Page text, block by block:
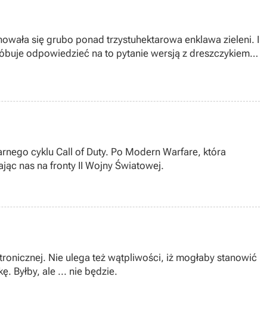
się grubo ponad trzystuhektarowa enklawa zieleni. I
odpowiedzieć na to pytanie wersją z dreszczykiem,
cyklu Call of Duty. Po Modern Warfare, która
nas na fronty II Wojny Światowej.
Nie ulega też wątpliwości, iż mogłaby stanowić
Byłby, ale ... nie będzie.